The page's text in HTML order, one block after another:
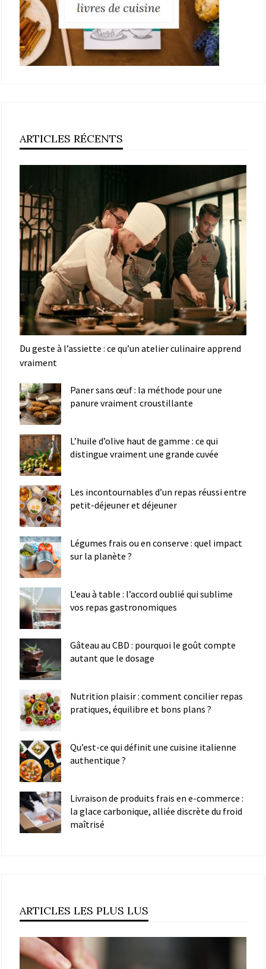
ARTICLES RÉCENTS
Du geste à l’assiette : ce qu’un atelier culinaire apprend
vraiment
Paner sans œuf : la méthode pour une
panure vraiment croustillante
L’huile d’olive haut de gamme : ce qui
distingue vraiment une grande cuvée
Les incontournables d’un repas réussi entre
petit-déjeuner et déjeuner
Légumes frais ou en conserve : quel impact
sur la planète ?
L’eau à table : l’accord oublié qui sublime
vos repas gastronomiques
Gâteau au CBD : pourquoi le goût compte
autant que le dosage
Nutrition plaisir : comment concilier repas
pratiques, équilibre et bons plans ?
Qu’est-ce qui définit une cuisine italienne
authentique ?
Livraison de produits frais en e-commerce :
la glace carbonique, alliée discrète du froid
maîtrisé
ARTICLES LES PLUS LUS